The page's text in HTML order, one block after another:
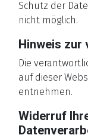
Schutz der
nicht möglich.
Hinweis zur
Die
auf dieser
entnehmen.
Widerruf